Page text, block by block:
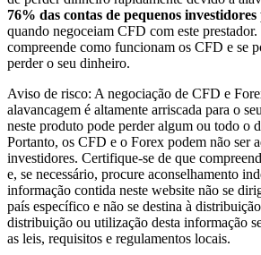
76% das contas de pequenos
quando negoceiam CFD com este
compreende como funcionam os CFD e se
perder o seu dinheiro.
Aviso de risco: A negociação de CFD e
alavancagem é altamente arriscada para o
neste produto pode perder algum ou todo o
Portanto, os CFD e o Forex podem não ser
investidores. Certifique-se de que
e, se necessário, procure aconselhamento
informação contida neste website não se
país específico e não se destina à
distribuição ou utilização desta informação
as leis, requisitos e regulamentos locais.